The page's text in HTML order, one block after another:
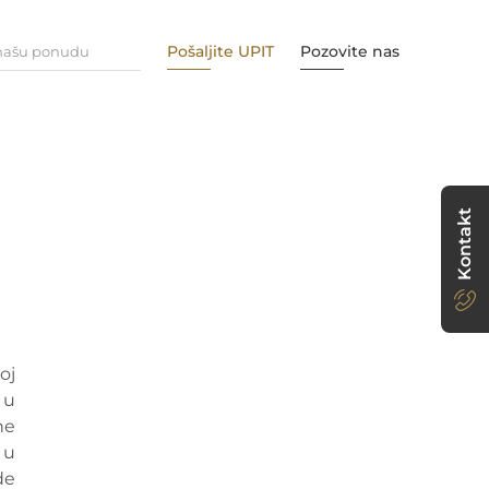
ponudu Pošaljite UPIT Pozovite nas
Kontakt